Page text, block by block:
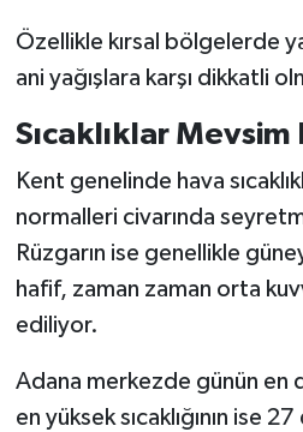
Özellikle kırsal bölgelerde
ani yağışlara karşı dikkatli
Sıcaklıklar
Kent genelinde hava
normalleri civarında
Rüzgarın ise genellikle
hafif, zaman zaman orta
ediliyor.
Adana merkezde günün en
en yüksek sıcaklığının ise